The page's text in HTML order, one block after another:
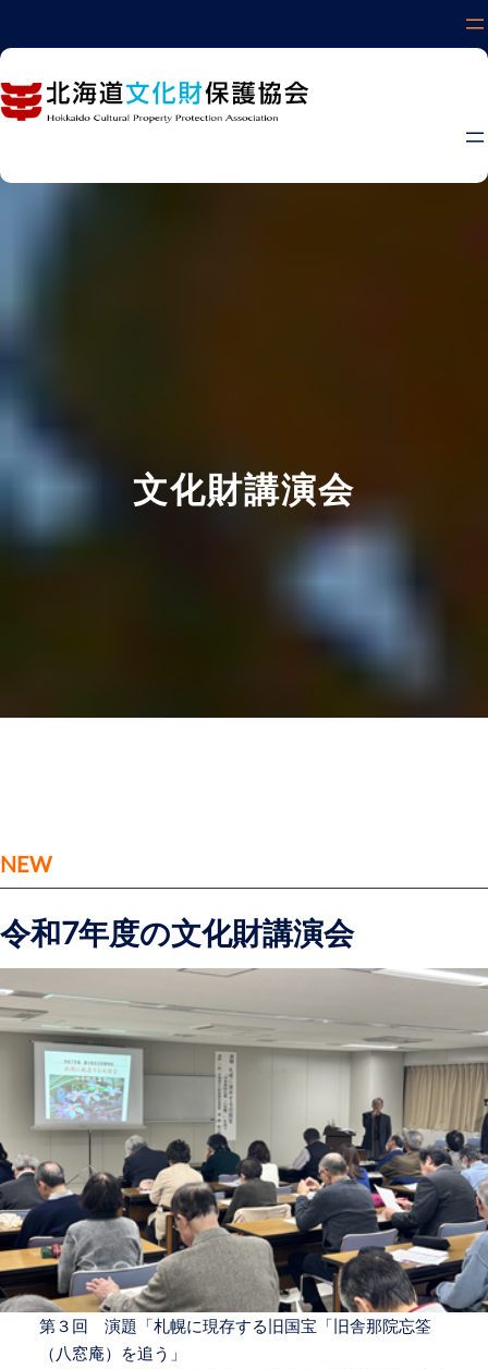
ス
キ
プ
文化財講演会
NEW
令和7年度の文化財講演会
第３回 演題「札幌に現存する旧国宝「旧舎那院忘筌
（八窓庵）を追う」